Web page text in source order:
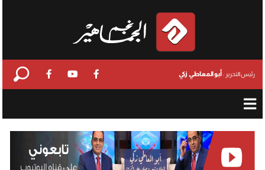
رئيس التحرير : أبو المعاطي زكي